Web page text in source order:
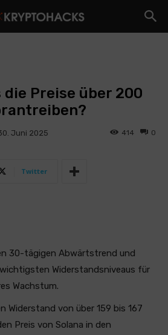
die Preise über 200
Juni 2025 0
414
Twitter
30-tägigen Abwärtstrend und
Widerstandsniveaus für
Wachstum.
Widerstand von über 159 bis 167
Preis von Solana in den